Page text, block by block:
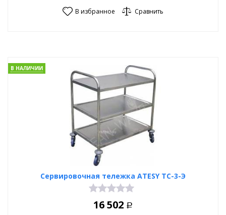
В избранное Сравнить
Сервировочная тележка ATESY ТС-3-Э
В НАЛИЧИИ
16 502 Р